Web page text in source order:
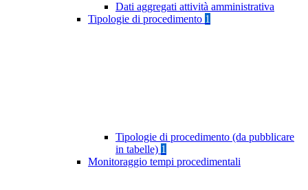
Dati aggregati attività amministrativa
Tipologie di procedimento 1
Tipologie di procedimento (da pubblicare
in tabelle) 1
Monitoraggio tempi procedimentali